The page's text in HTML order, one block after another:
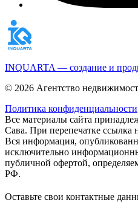
INQUARTA — создание и
© 2026 Агентство
Политика конфиденциальности
Все материалы сайта
Сава. При перепечатке ссылка
Вся информация,
исключительно
публичной офертой,
РФ.
Оставьте свои контактные